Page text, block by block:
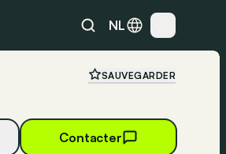
NL
SAUVEGARDER
Contacter